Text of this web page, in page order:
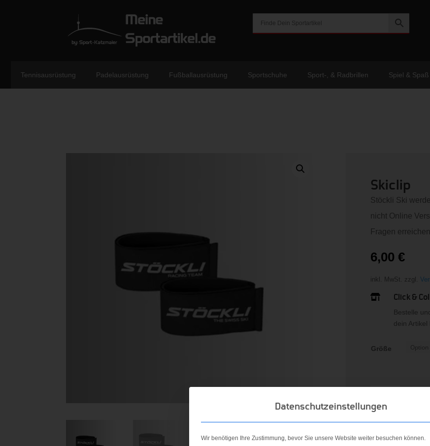
Tennisausrüstung Padelausrüstung Fußballausrüstung Sportschuhe Sport-, & Radbrillen Spiel & Spaß
Skiclip
Stöckli Ski
nicht Online
Fragen
6,00 €
inkl. MwSt. zzgl.
 Click &
Bestelle
dein Artikel
Größe
Artikelnummer:
Datenschutzeinstellungen
Wir benötigen Ihre Zustimmung, bevor Sie unsere Website weiter besuchen können.